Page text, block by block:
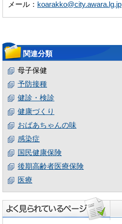
メール： koarakko@city.awara.lg.jp
関連分類
母子保健
予防接種
健診・検診
健康づくり
おばあちゃんの味
感染症
国民健康保険
後期高齢者医療保険
医療